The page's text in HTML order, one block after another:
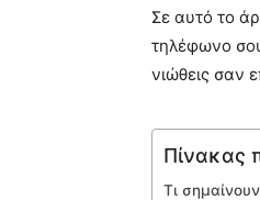
Σε αυτό το
τηλέφωνο
νιώθεις σαν
Πίνακας
Τι